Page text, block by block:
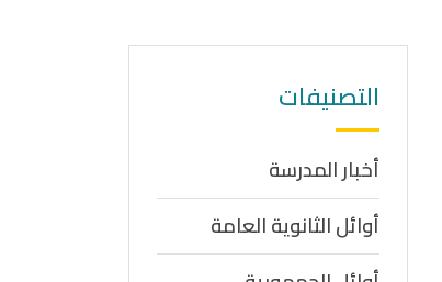
التصنيفات
أخبار المدرسة
أوائل الثانوية العامة